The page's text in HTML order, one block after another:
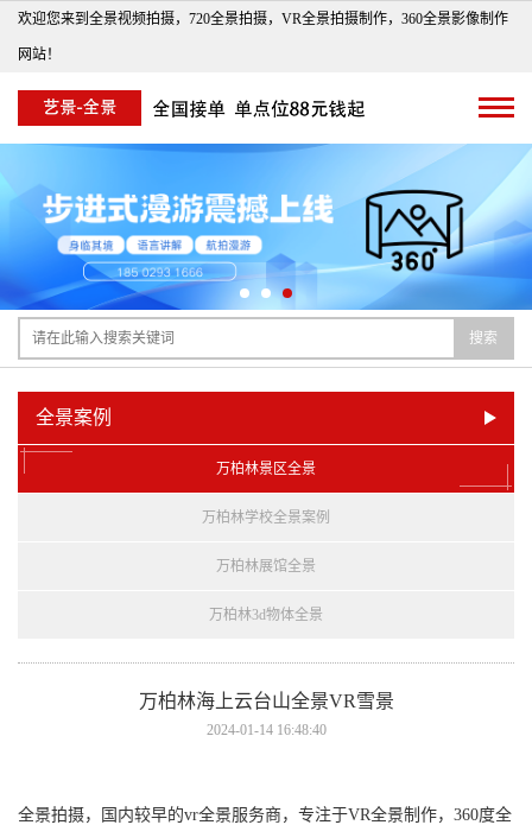
欢迎您来到全景视频拍摄，720全景拍摄，VR全景拍摄制作，360全景影像制作
网站！
搜索
全景案例
万柏林景区全景
万柏林学校全景案例
万柏林展馆全景
万柏林3d物体全景
万柏林海上云台山全景VR雪景
2024-01-14 16:48:40
全景拍摄，国内较早的vr全景服务商，专注于VR全景制作，360度全